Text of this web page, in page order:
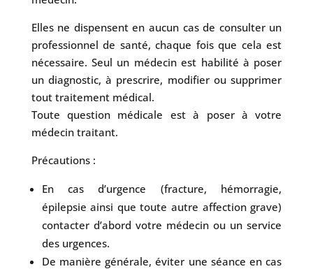
Elles ne dispensent en aucun cas de consulter un
professionnel de santé, chaque fois que cela est
nécessaire. Seul un médecin est habilité à poser
un diagnostic, à prescrire, modifier ou supprimer
tout traitement médical.
Toute question médicale est à poser à votre
médecin traitant.
Précautions :
En cas d’urgence (fracture, hémorragie,
épilepsie ainsi que toute autre affection grave)
contacter d’abord votre médecin ou un service
des urgences.
De manière générale, éviter une séance en cas